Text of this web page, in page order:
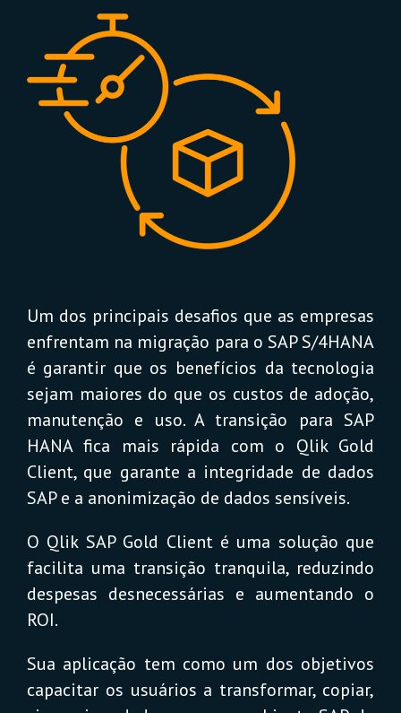
Um dos principais desafios que as empresas
enfrentam na migração para o SAP S/4HANA
é garantir que os benefícios da tecnologia
sejam maiores do que os custos de adoção,
manutenção e uso. A transição para SAP
HANA fica mais rápida com o Qlik Gold
Client, que garante a integridade de dados
SAP e a anonimização de dados sensíveis.
O Qlik SAP Gold Client é uma solução que
facilita uma transição tranquila, reduzindo
despesas desnecessárias e aumentando o
ROI.
Sua aplicação tem como um dos objetivos
capacitar os usuários a transformar, copiar,